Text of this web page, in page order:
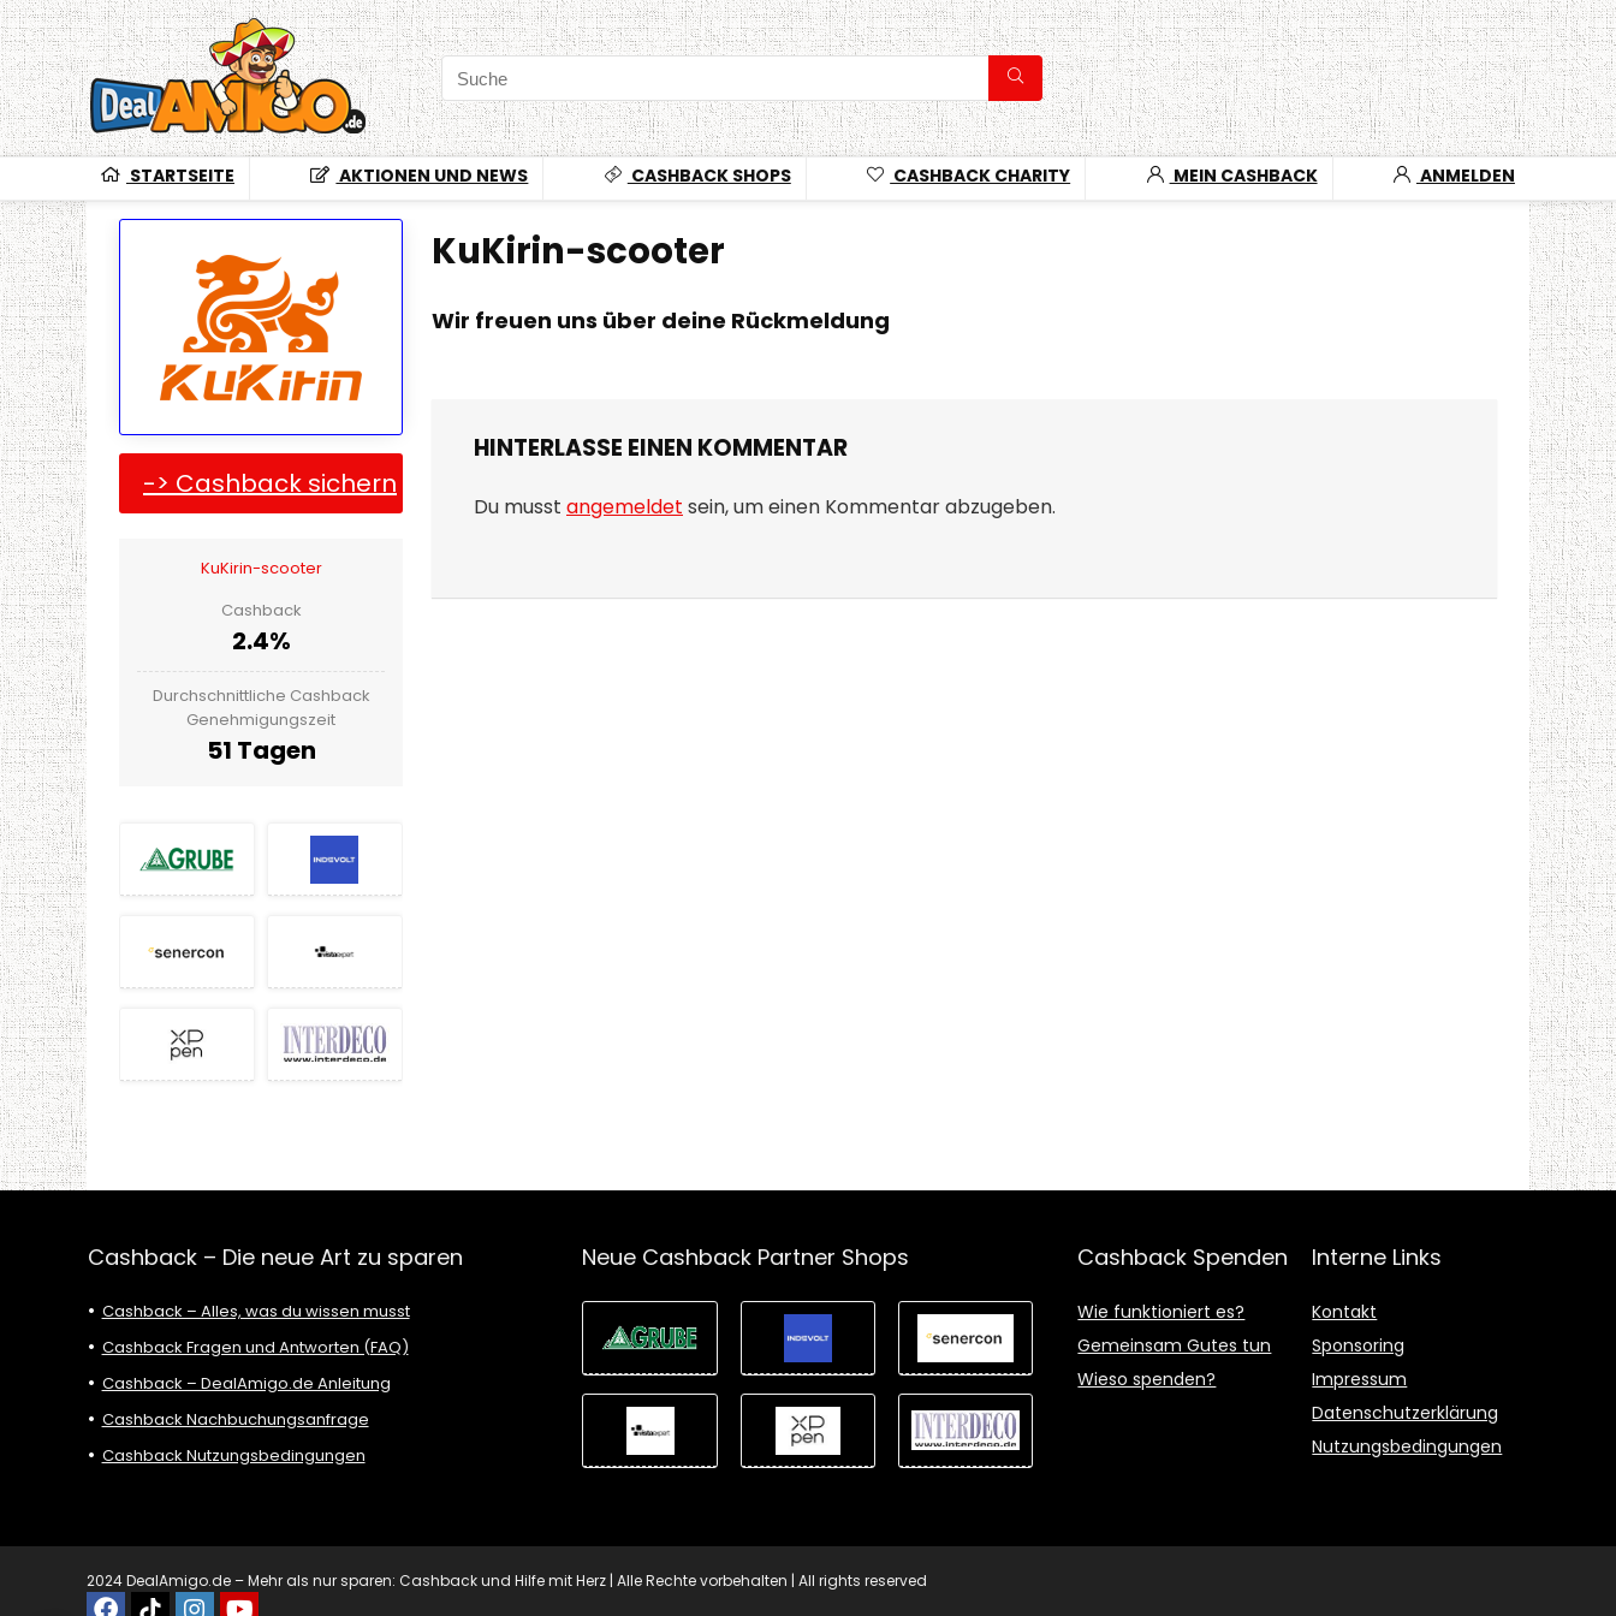
STARTSEITE AKTIONEN UND NEWS CASHBACK SHOPS CASHBACK CHARITY MEIN CASHBACK ANMELDEN
-> Cashback sichern
KuKirin-scooter
Cashback
2.4%
Durchschnittliche Cashback
Genehmigungszeit
51 Tagen
KuKirin-scooter
Wir freuen uns über deine Rückmeldung
HINTERLASSE EINEN KOMMENTAR
Du musst angemeldet sein, um einen Kommentar abzugeben.
Cashback – Die neue Art zu sparen
Cashback – Alles, was du wissen musst
Cashback Fragen und Antworten (FAQ)
Cashback – DealAmigo.de Anleitung
Cashback Nachbuchungsanfrage
Cashback Nutzungsbedingungen
Neue Cashback Partner Shops Cashback Spenden
Wie funktioniert es?
Gemeinsam Gutes tun
Wieso spenden?
Interne Links
Kontakt
Sponsoring
Impressum
Datenschutzerklärung
Nutzungsbedingungen
2024 DealAmigo.de – Mehr als nur sparen: Cashback und Hilfe mit Herz | Alle Rechte vorbehalten | All rights reserved